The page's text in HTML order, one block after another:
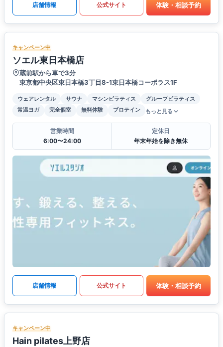
店舗情報 公式サイト 体験・相談予約
キャンペーン中
ソエル東日本橋店
蔵前駅から車で3分
東京都中央区東日本橋3丁目8-1東日本橋コーポラス1F
ウェアレンタル サウナ マシンピラティス
グループピラティス
常温ヨガ
完全個室 無料体験 プロテイン もっと見る
営業時間
6:00〜24:00
定休日
年末年始を除き無休
店舗情報 公式サイト 体験・相談予約
キャンペーン中
Hain pilates上野店